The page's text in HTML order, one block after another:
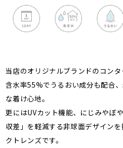
当店のオリジナルブランドのコンタ
含水率55%でうるおい成分も配合
な着け心地。
更にはUVカット機能、にじみやぼ
収差」を軽減する非球面デザイン
クトレンズです。